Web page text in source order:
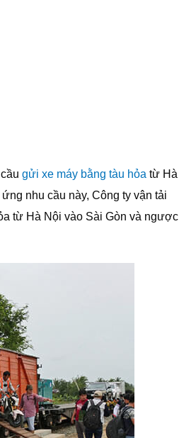
gửi xe máy bằng tàu hỏa từ Hà
nhu cầu này, Công ty vận tải
từ Hà Nội vào Sài Gòn và ngược